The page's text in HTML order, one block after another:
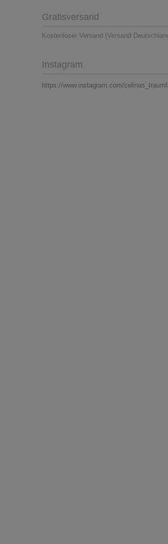
Gratisversand
Kostenloser Versand (Versand
Instagram
https://www.instagram.com/